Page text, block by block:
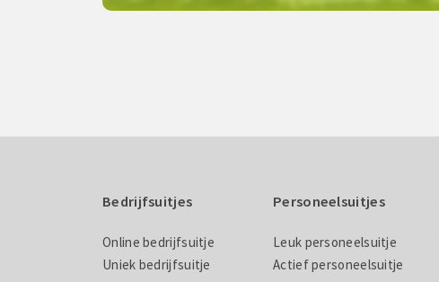
Bedrijfsuitjes
Online bedrijfsuitje
Uniek bedrijfsuitje
Personeelsuitjes
Leuk personeelsuitje
Actief personeelsuitje